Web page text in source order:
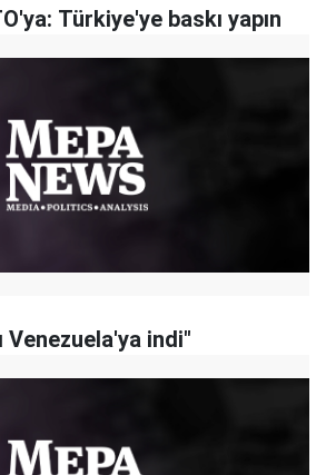
Türkiye'ye baskı yapın
Venezuela'ya indi"